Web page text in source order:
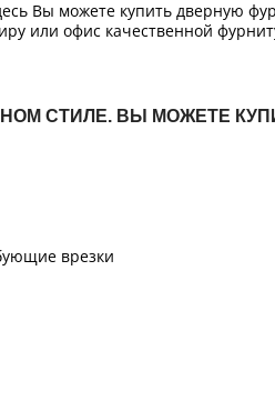
Вы можете купить дверную
или офис качественной
СТИЛЕ. ВЫ МОЖЕТЕ
врезки